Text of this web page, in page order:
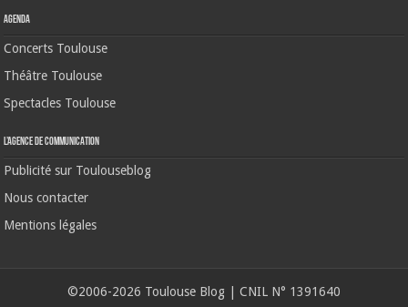
Agenda
Concerts Toulouse
Théâtre Toulouse
Spectacles Toulouse
L’agence de communication
Publicité sur Toulouseblog
Nous contacter
Mentions légales
©2006-2026 Toulouse Blog | CNIL N° 1391640